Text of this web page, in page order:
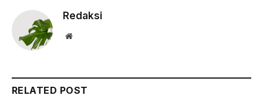
Redaksi
Website
RELATED POST